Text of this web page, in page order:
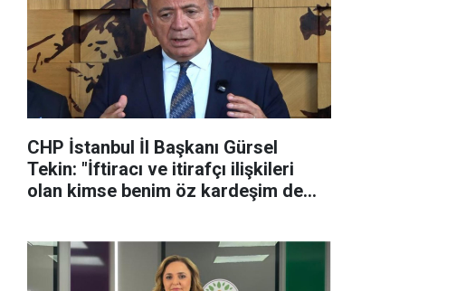
CHP İstanbul İl Başkanı Gürsel
Tekin: "İftiracı ve itirafçı ilişkileri
olan kimse benim öz kardeşim de